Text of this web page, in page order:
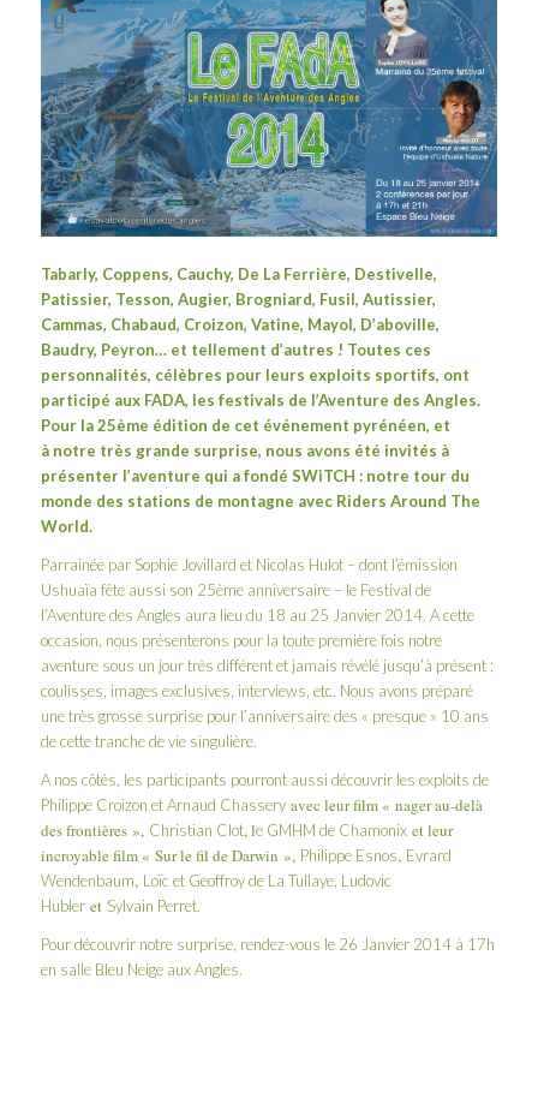
Tabarly, Coppens, Cauchy, De La Ferrière, Destivelle,
Patissier, Tesson, Augier, Brogniard, Fusil, Autissier,
Cammas, Chabaud, Croizon, Vatine, Mayol, D’aboville,
Baudry, Peyron… et tellement d’autres ! Toutes ces
personnalités, célèbres pour leurs exploits sportifs, ont
participé aux FADA, les festivals de l’Aventure des Angles.
Pour la 25ème édition de cet événement pyrénéen, et
à notre très grande surprise, nous avons été invités à
présenter l’aventure qui a fondé SWiTCH : notre tour du
monde des stations de montagne avec Riders Around The
World.
Parrainée par Sophie Jovillard et Nicolas Hulot – dont l’émission
Ushuaïa fête aussi son 25ème anniversaire – le Festival de
l’Aventure des Angles aura lieu du 18 au 25 Janvier 2014. A cette
occasion, nous présenterons pour la toute première fois notre
aventure sous un jour très différent et jamais révélé jusqu’à présent :
coulisses, images exclusives, interviews, etc. Nous avons préparé
une très grosse surprise pour l’anniversaire des « presque » 10 ans
de cette tranche de vie singulière.
A nos côtés, les participants pourront aussi découvrir les exploits de
Philippe Croizon et Arnaud Chasseryavec leur film « nager au-delà
des frontières », Christian Clot, le GMHM de Chamonixet leur
incroyable film « Sur le fil de Darwin », Philippe Esnos, Evrard
Wendenbaum, Loïc et Geoffroy de La Tullaye, Ludovic
Hubleret Sylvain Perret.
Pour découvrir notre surprise, rendez-vous le 26 Janvier 2014 à 17h
en salle Bleu Neige aux Angles.